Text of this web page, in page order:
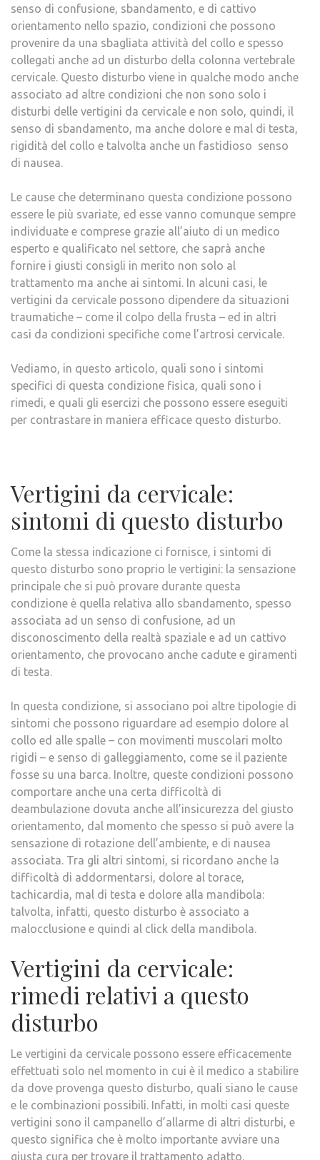
senso di confusione, sbandamento, e di cattivo
orientamento nello spazio, condizioni che possono
provenire da una sbagliata attività del collo e spesso
collegati anche ad un disturbo della colonna vertebrale
cervicale. Questo disturbo viene in qualche modo anche
associato ad altre condizioni che non sono solo i
disturbi delle vertigini da cervicale e non solo, quindi, il
senso di sbandamento, ma anche dolore e mal di testa,
rigidità del collo e talvolta anche un fastidioso senso
di nausea.
Le cause che determinano questa condizione possono
essere le più svariate, ed esse vanno comunque sempre
individuate e comprese grazie all’aiuto di un medico
esperto e qualificato nel settore, che saprà anche
fornire i giusti consigli in merito non solo al
trattamento ma anche ai sintomi. In alcuni casi, le
vertigini da cervicale possono dipendere da situazioni
traumatiche – come il colpo della frusta – ed in altri
casi da condizioni specifiche come l’artrosi cervicale.
Vediamo, in questo articolo, quali sono i sintomi
specifici di questa condizione fisica, quali sono i
rimedi, e quali gli esercizi che possono essere eseguiti
per contrastare in maniera efficace questo disturbo.
Vertigini da cervicale:
sintomi di questo disturbo
Come la stessa indicazione ci fornisce, i sintomi di
questo disturbo sono proprio le vertigini: la sensazione
principale che si può provare durante questa
condizione è quella relativa allo sbandamento, spesso
associata ad un senso di confusione, ad un
disconoscimento della realtà spaziale e ad un cattivo
orientamento, che provocano anche cadute e giramenti
di testa.
In questa condizione, si associano poi altre tipologie di
sintomi che possono riguardare ad esempio dolore al
collo ed alle spalle – con movimenti muscolari molto
rigidi – e senso di galleggiamento, come se il paziente
fosse su una barca. Inoltre, queste condizioni possono
comportare anche una certa difficoltà di
deambulazione dovuta anche all’insicurezza del giusto
orientamento, dal momento che spesso si può avere la
sensazione di rotazione dell’ambiente, e di nausea
associata. Tra gli altri sintomi, si ricordano anche la
difficoltà di addormentarsi, dolore al torace,
tachicardia, mal di testa e dolore alla mandibola:
talvolta, infatti, questo disturbo è associato a
malocclusione e quindi al click della mandibola.
Vertigini da cervicale:
rimedi relativi a questo
disturbo
Le vertigini da cervicale possono essere efficacemente
effettuati solo nel momento in cui è il medico a stabilire
da dove provenga questo disturbo, quali siano le cause
e le combinazioni possibili. Infatti, in molti casi queste
vertigini sono il campanello d’allarme di altri disturbi, e
questo significa che è molto importante avviare una
giusta cura per trovare il trattamento adatto.